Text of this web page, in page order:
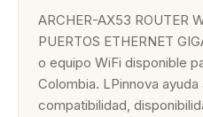
ARCHER-AX53 ROUTER
PUERTOS ETHERNET
o equipo WiFi disponible
Colombia. LPinnova
compatibilidad,